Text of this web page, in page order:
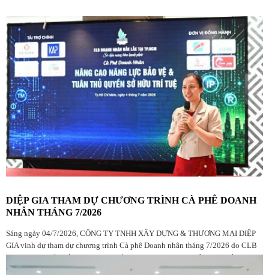
DIỆP GIA THAM DỰ CHƯƠNG TRÌNH CÀ PHÊ DOANH
NHÂN THÁNG 7/2026
Sáng ngày 04/7/2026, CÔNG TY TNHH XÂY DỰNG & THƯƠNG MẠI DIỆP
GIA vinh dự tham dự chương trình Cà phê Doanh nhân tháng 7/2026 do CLB
viên, doanh nghiệp và khách mời.